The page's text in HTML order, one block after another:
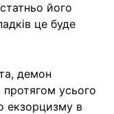
його
це буде
демон
усього
екзорцизму в